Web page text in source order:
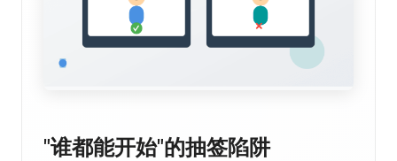
"谁都能开始"的抽签陷阱